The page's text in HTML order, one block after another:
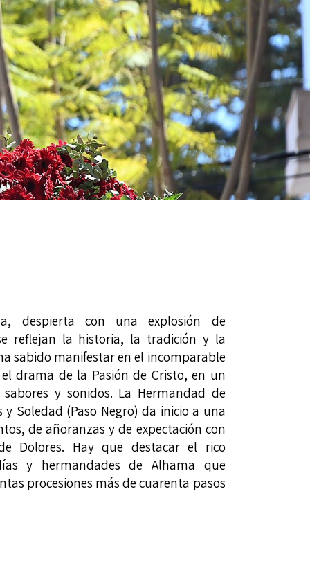
despierta con una explosión de
reflejan la historia, la tradición y la
sabido manifestar en el incomparable
drama de la Pasión de Cristo, en un
y sonidos. La Hermandad de
Soledad (Paso Negro) da inicio a una
de añoranzas y de expectación con
Dolores. Hay que destacar el rico
y hermandades de Alhama que
procesiones más de cuarenta pasos